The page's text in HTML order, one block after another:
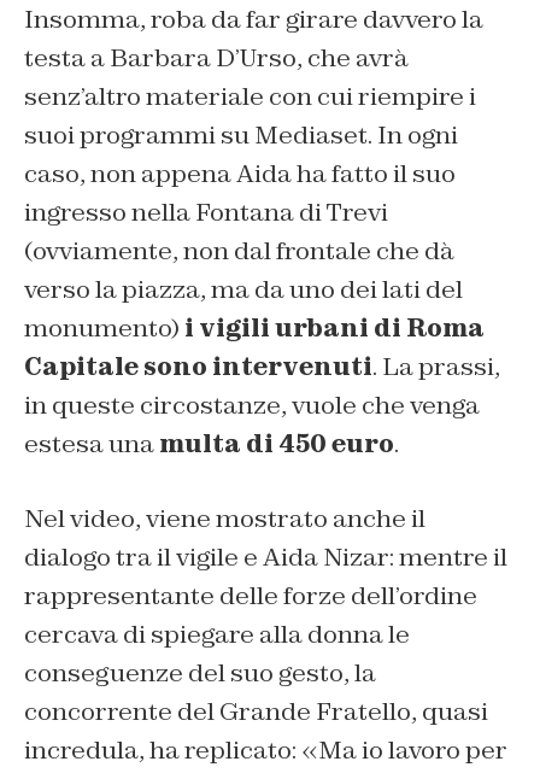
Insomma, roba da far girare davvero la
testa a Barbara D’Urso, che avrà
senz’altro materiale con cui riempire i
suoi programmi su Mediaset. In ogni
caso, non appena Aida ha fatto il suo
ingresso nella Fontana di Trevi
(ovviamente, non dal frontale che dà
verso la piazza, ma da uno dei lati del
monumento) i vigili urbani di Roma
Capitale sono intervenuti. La prassi,
in queste circostanze, vuole che venga
estesa unamulta di 450 euro.
Nel video, viene mostrato anche il
dialogo tra il vigile e Aida Nizar: mentre il
rappresentante delle forze dell’ordine
cercava di spiegare alla donna le
conseguenze del suo gesto, la
concorrente del Grande Fratello, quasi
incredula, ha replicato: «Ma io lavoro per